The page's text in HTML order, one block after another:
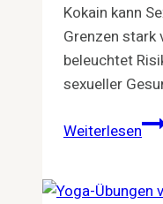
Kokain kann
Grenzen stark
beleuchtet
sexueller
Weiterlesen